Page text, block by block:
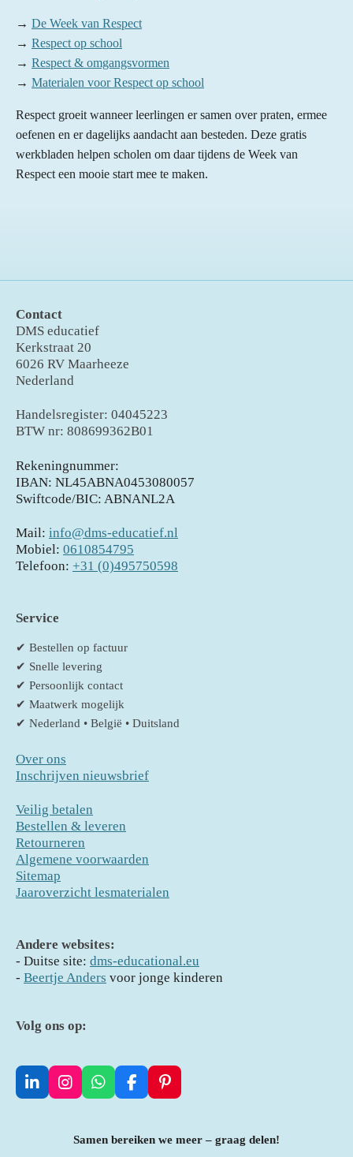
→ De Week van Respect
→ Respect op school
→ Respect & omgangsvormen
→ Materialen voor Respect op school
Respect groeit wanneer leerlingen er samen over praten, ermee
oefenen en er dagelijks aandacht aan besteden. Deze gratis
werkbladen helpen scholen om daar tijdens de Week van
Respect een mooie start mee te maken.
Contact
DMS educatief
Kerkstraat 20
6026 RV Maarheeze
Nederland
Handelsregister: 04045223
BTW nr: 808699362B01
Rekeningnummer:
IBAN: NL45ABNA0453080057
Swiftcode/BIC: ABNANL2A
Mail: info@dms-educatief.nl
Mobiel: 0610854795
Telefoon: +31 (0)495750598
Service
✔ Bestellen op factuur
✔ Snelle levering
✔ Persoonlijk contact
✔ Maatwerk mogelijk
✔ Nederland • België • Duitsland
Over ons
Inschrijven nieuwsbrief
Veilig betalen
Bestellen & leveren
Retourneren
Algemene voorwaarden
Sitemap
Jaaroverzicht lesmaterialen
Andere websites:
- Duitse site: dms-educational.eu
- Beertje Anders voor jonge kinderen
Volg ons op:
L
I
W
F
e
P
Samen bereiken we meer – graag delen!